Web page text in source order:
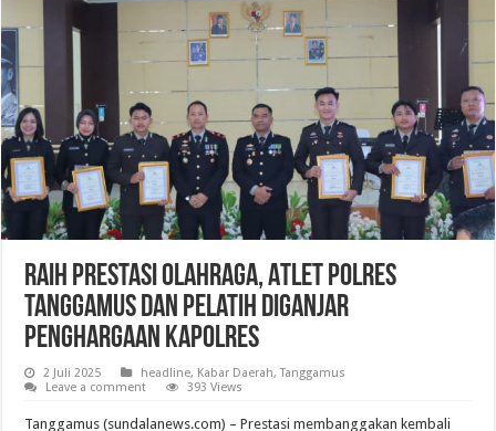
Raih Prestasi Olahraga, Atlet Polres
Tanggamus dan Pelatih Diganjar
Penghargaan Kapolres
2 Juli 2025 headline, Kabar Daerah,Tanggamus
Leave a comment
393 Views
Tanggamus (sundalanews.com) – Prestasi membanggakan kembali